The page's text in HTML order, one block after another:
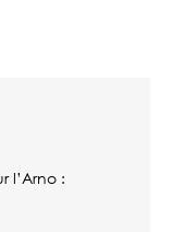
l’Arno :